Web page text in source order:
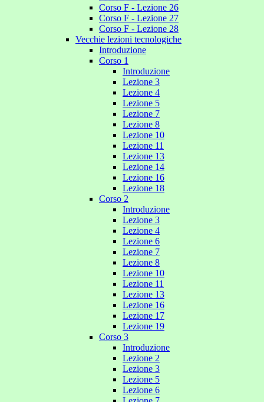
Corso F - Lezione 26
Corso F - Lezione 27
Corso F - Lezione 28
Vecchie lezioni tecnologiche
Introduzione
Corso 1
Introduzione
Lezione 3
Lezione 4
Lezione 5
Lezione 7
Lezione 8
Lezione 10
Lezione 11
Lezione 13
Lezione 14
Lezione 16
Lezione 18
Corso 2
Introduzione
Lezione 3
Lezione 4
Lezione 6
Lezione 7
Lezione 8
Lezione 10
Lezione 11
Lezione 13
Lezione 16
Lezione 17
Lezione 19
Corso 3
Introduzione
Lezione 2
Lezione 3
Lezione 5
Lezione 6